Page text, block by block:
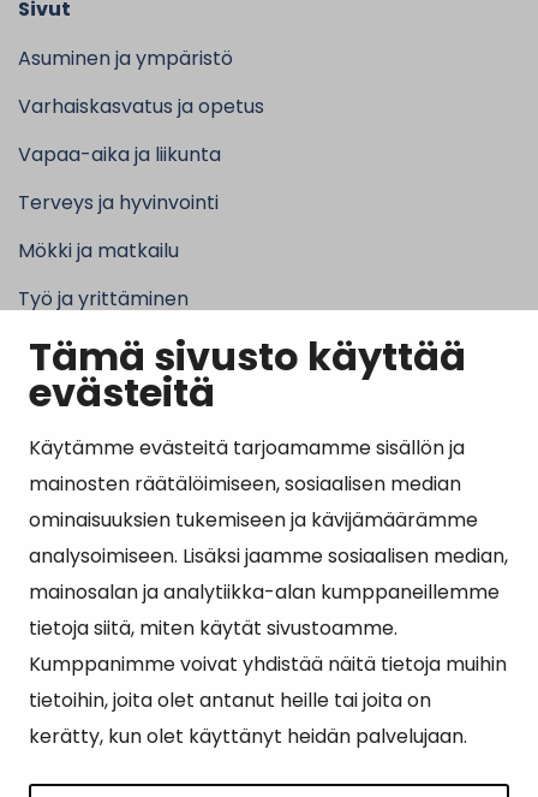
Tämä sivusto käyttää
evästeitä
Käytämme evästeitä tarjoamamme sisällön ja
mainosten räätälöimiseen, sosiaalisen median
ominaisuuksien tukemiseen ja kävijämäärämme
analysoimiseen. Lisäksi jaamme sosiaalisen median,
mainosalan ja analytiikka-alan kumppaneillemme
tietoja siitä, miten käytät sivustoamme.
Kumppanimme voivat yhdistää näitä tietoja muihin
tietoihin, joita olet antanut heille tai joita on
kerätty, kun olet käyttänyt heidän palvelujaan.
Sivut
Asuminen ja ympäristö
Varhaiskasvatus ja opetus
Vapaa-aika ja liikunta
Terveys ja hyvinvointi
Mökki ja matkailu
Työ ja yrittäminen
Kunta ja hallinto
Suosituimmat sivut
Esityslistat, pöytäkirjat, viranhaltijapäätökset ja
kuulutukset
Tietoa ja ohjeistusta koronavirukseen liittyen
Asiointipiste
Sähköinen asiointi
Yhteydenotto